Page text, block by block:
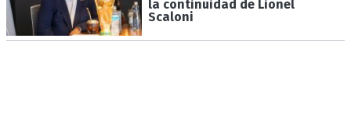
la continuidad de Lionel
Scaloni